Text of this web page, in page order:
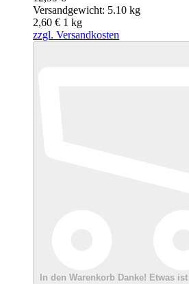
Versandgewicht: 5.10 kg
2,60 € 1 kg
zzgl. Versandkosten
In den Warenkorb Danke! Etwas